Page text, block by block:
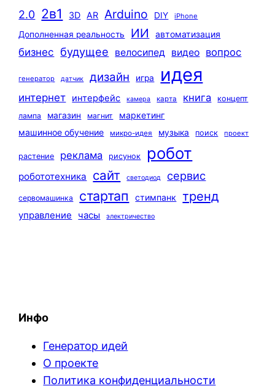
2.0 2в1 3D AR Arduino DIY iPhone
Дополненная реальность ИИ автоматизация
бизнес будущее велосипед видео вопрос
генератор датчик дизайн игра идея
интернет интерфейс камера карта книга
концепт
лампа
магазин магнит
маркетинг
машинное обучение
микро-идея музыка поиск проект
растение реклама рисунок робот
робототехника сайт светодиод сервис
сервомашинка стартап стимпанк тренд
управление часы электричество
Инфо
Генератор идей
О проекте
Политика конфиденциальности